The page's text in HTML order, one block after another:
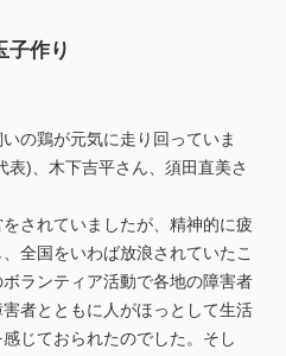
子作り
の鶏が元気に走り回っていま
)、木下吉平さん、須田直美さ
されていましたが、精神的に疲
全国をいわば放浪されていたこ
ランティア活動で各地の障害者
者とともに人がほっとして生活
じておられたのでした。そし